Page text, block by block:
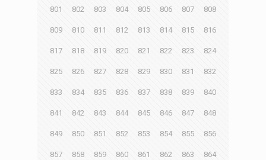
801 802 803 804 805 806 807 808
809 810 811 812 813 814 815 816
817 818 819 820 821 822 823 824
825 826 827 828 829 830 831 832
833 834 835 836 837 838 839 840
841 842 843 844 845 846 847 848
849 850 851 852 853 854 855 856
857 858 859 860 861 862 863 864